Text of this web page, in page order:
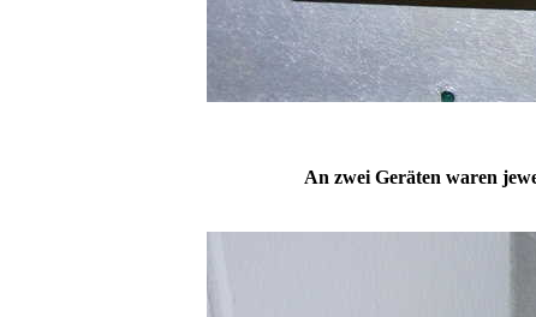
An zwei Geräten waren